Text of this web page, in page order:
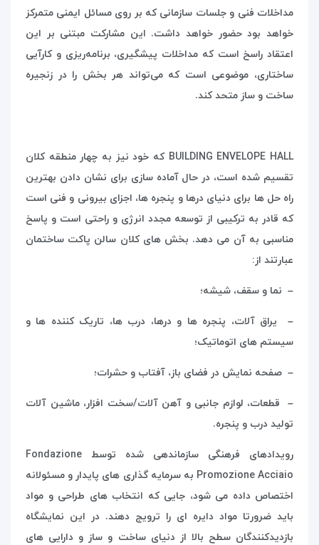
مداخلات فنی و جلسات سازمانی که بر روی مسائل ایمنی متمرکز
خواهد بود حضور خواهد داشت. این مشارکت مبتنی بر این
اعتقاد راسخ است که مداخلات پیشگیری، برنامه‌ریزی و کارآیی
ساختاری، موضوعی است که می‌تواند هر بخش را در زنجیره
ساخت و ساز متحد کند.
BUILDING ENVELOPE HALL که خود نیز به چهار منطقه کلان
تقسیم شده است، در حال آماده سازی برای نشان دادن بهترین
راه حل ها برای دنیای درها و پنجره ها، اجزای بیرونی و فنی است
که قادر به ترکیبی از توسعه مجدد انرژی و راحتی است و پاسخ
مناسبی به آن می دهد. بخش های کلان سالن پاکت ساختمان
عبارتند از:
– نما و سقف، شیشه؛
– یراق آلات، پنجره ها و درها، درب ها، تاریک کننده ها و
سیستم های اتوماتیک؛
– صفحه نمایش در فضای باز، آفتاب و حشرات؛
– قطعات، لوازم جانبی و آهن آلات/سخت افزار، ماشین آلات
تولید درب و پنجره.
رویدادهای فرهنگی سازماندهی شده توسط Fondazione
Promozione Acciaio به سرمایه گذاری های پایدار و مسئولانه
اختصاص داده می شود، جایی که انتخاب های طراحی و مواد
باید ضرورتا مواد دایره ای را ترویج دهند. در این نمایشگاه
بازدیدکنندگان سطح بالا از دنیای ساخت و ساز و دارایی های